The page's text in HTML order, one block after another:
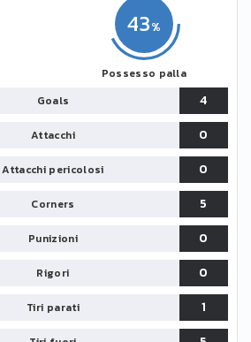
43
Possesso palla
Goals
4
Attacchi
0
Attacchi pericolosi
0
Corners
5
Punizioni
0
Rigori
0
Tiri parati
1